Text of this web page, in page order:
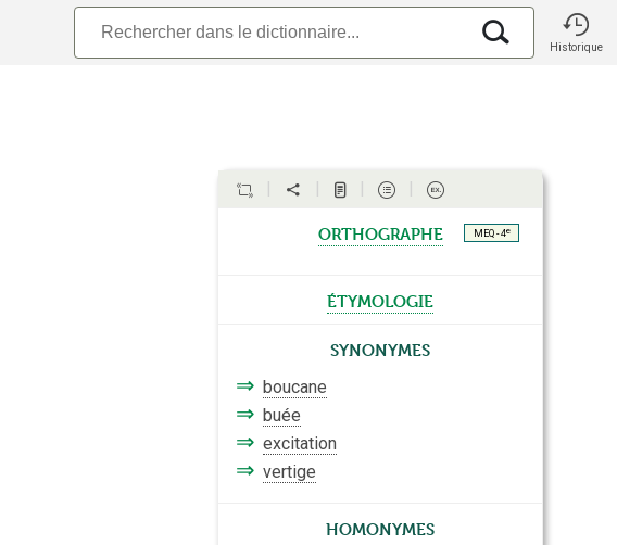
Historique
orthographe MEQ - 4e
étymologie
Synonymes
⇒ boucane
⇒ buée
⇒ excitation
⇒ vertige
Homonymes